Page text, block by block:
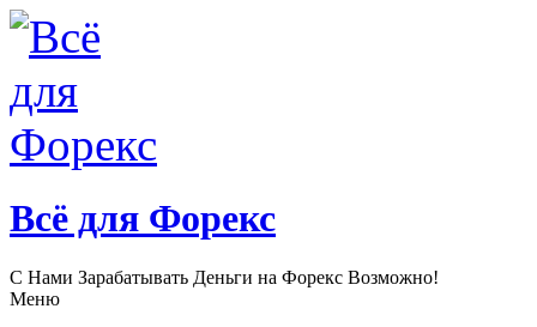
Всё для Форекс
С Нами Зарабатывать Деньги нa Форекс Возможно!
Меню